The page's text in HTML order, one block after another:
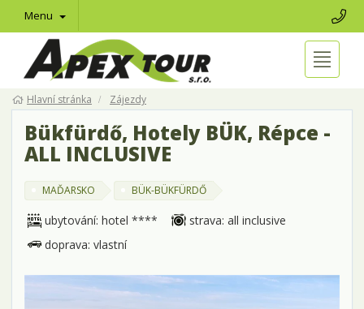
Menu
Hlavní stránka Zájezdy
Bükfürdő, Hotely BÜK, Répce -
ALL INCLUSIVE
MAĎARSKO BÜK-BÜKFÜRDŐ
ubytování: hotel ****
strava: all inclusive
doprava: vlastní